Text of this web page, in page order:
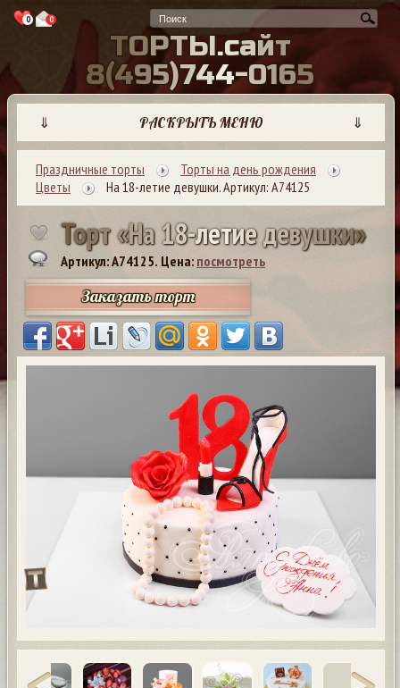
0 0
ТОРТЫ.сайт
8(495)744-0165
⇓ РАСКРЫТЬ МЕНЮ ⇓
Праздничные торты
Торты на день рождения
Цветы
На 18-летие девушки. Артикул: А74125
Торт«На18-летиедевушки»
Артикул: A74125. Цена: посмотреть
Заказать торт